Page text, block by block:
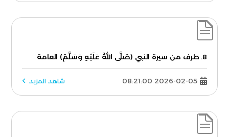
8. طرف من سيرة النبي (صَلَّى اللَّهُ عَلَيْهِ وَسَلَّمَ) العامة
2026-02-05 08:21:00 شاهد المزيد